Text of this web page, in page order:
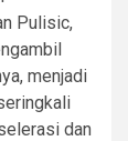
Pulisic,
menjadi
dan